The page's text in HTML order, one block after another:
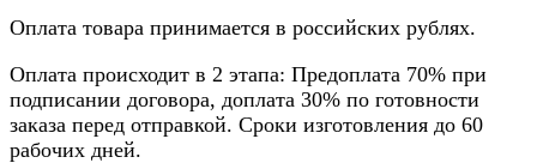
Оплата товара принимается в российских рублях.
Оплата происходит в 2 этапа: Предоплата 70% при
подписании договора, доплата 30% по готовности
заказа перед отправкой. Сроки изготовления до 60
рабочих дней.